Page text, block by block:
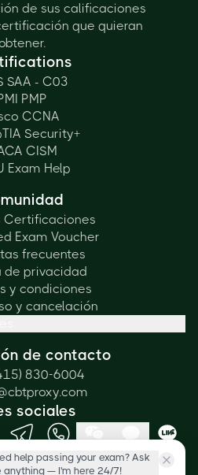
de sus calificaciones
que quieran
SAA - C03
PMP
CCNA
Security+
CISM
Exam Help
Certificaciones
Exam Voucher
frecuentes
de privacidad
y condiciones
y cancelación
de contacto
830-6004
sociales
help passing your exam? Ask
anything — I'm here 24/7!